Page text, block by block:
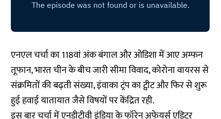
एनएल चर्चा का 118वां अंक बंगाल और ओडिशा में आए अम्फन
तूफान, भारत चीन के बीच जारी सीमा विवाद, कोरोना वायरस से
संक्रमितों की बढ़ती संख्या, इंवाका ट्रंप का ट्वीट और फिर से शुरू
हुई हवाई यातायात जैसे विषयों पर केंद्रित रही.
इस बार चर्चा में एनडीटीवी इंडिया के फॉरेन अफेयर्स एडिटर